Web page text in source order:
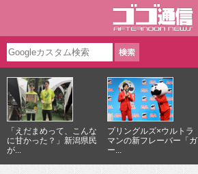
「えだまめって、こんな
に甘かった？」新潟県民
が...
プリングルズ×ウルトラ
マンの新フレーバー「ガ
ー...